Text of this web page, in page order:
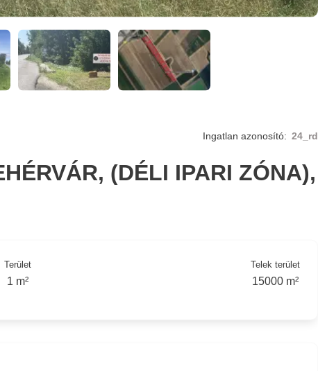
Ingatlan azonosító: 24_rd
(DÉLI IPARI ZÓNA),
Terület
1 m²
Telek terület
15000 m²